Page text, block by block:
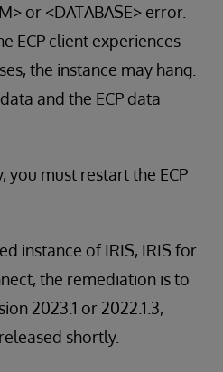
or <DATABASE> error.
ECP client experiences
the instance may hang.
and the ECP data
you must restart the ECP
instance of IRIS, IRIS for
the remediation is to
2023.1 or 2022.1.3,
shortly.